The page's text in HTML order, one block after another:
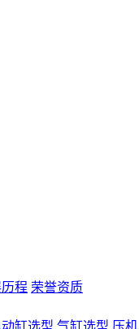
程 荣誉资质
动缸选型 气缸选型 压机